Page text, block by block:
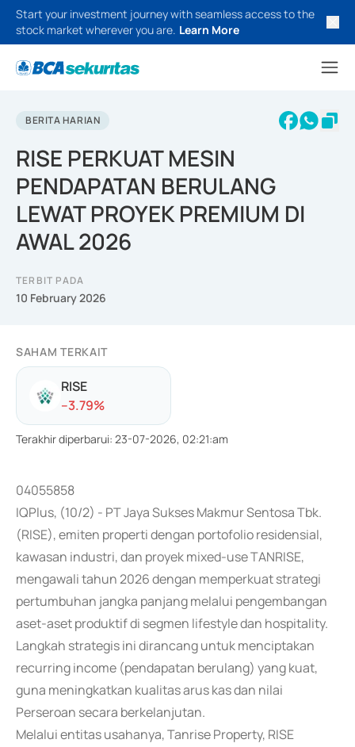
Start your investment journey with seamless access to the
stock market wherever you are. Learn More
BERITA HARIAN
RISE PERKUAT MESIN
PENDAPATAN BERULANG
LEWAT PROYEK PREMIUM DI
AWAL 2026
TERBIT PADA
10 February 2026
SAHAM TERKAIT
RISE
--3.79%
Terakhir diperbarui: 23-07-2026, 02:21:am
04055858
IQPlus, (10/2) - PT Jaya Sukses Makmur Sentosa Tbk.
(RISE), emiten properti dengan portofolio residensial,
kawasan industri, dan proyek mixed-use TANRISE,
mengawali tahun 2026 dengan memperkuat strategi
pertumbuhan jangka panjang melalui pengembangan
aset-aset produktif di segmen lifestyle dan hospitality.
Langkah strategis ini dirancang untuk menciptakan
recurring income (pendapatan berulang) yang kuat,
guna meningkatkan kualitas arus kas dan nilai
Perseroan secara berkelanjutan.
Melalui entitas usahanya, Tanrise Property, RISE